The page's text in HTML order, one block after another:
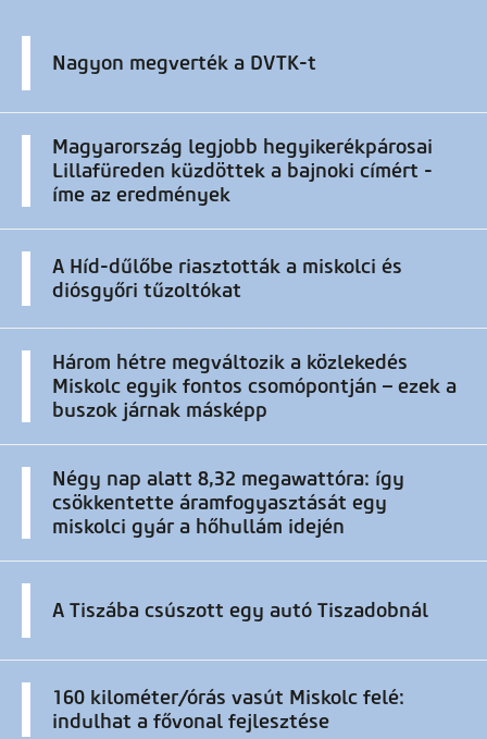
Nagyon megverték a DVTK-t
Magyarország legjobb hegyikerékpárosai
Lillafüreden küzdöttek a bajnoki címért -
íme az eredmények
A Híd-dűlőbe riasztották a miskolci és
diósgyőri tűzoltókat
Három hétre megváltozik a közlekedés
Miskolc egyik fontos csomópontján – ezek a
buszok járnak másképp
Négy nap alatt 8,32 megawattóra: így
csökkentette áramfogyasztását egy
miskolci gyár a hőhullám idején
A Tiszába csúszott egy autó Tiszadobnál
160 kilométer/órás vasút Miskolc felé:
indulhat a fővonal fejlesztése